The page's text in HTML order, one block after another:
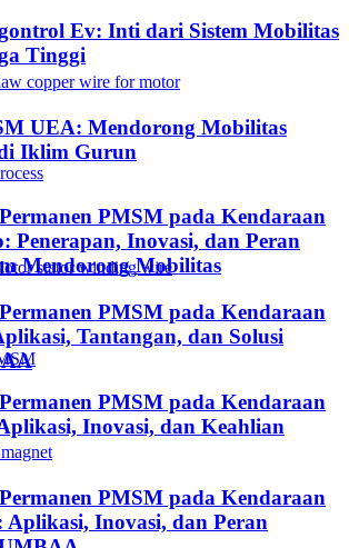
Ev: Inti dari Sistem Mobilitas
Tinggi
UEA: Mendorong Mobilitas
Iklim Gurun​
PMSM pada Kendaraan
Penerapan, Inovasi, dan Peran
Mendorong Mobilitas
PMSM pada Kendaraan
Tantangan, dan Solusi
PMSM pada Kendaraan
Inovasi, dan Keahlian
PMSM pada Kendaraan
Inovasi, dan Peran